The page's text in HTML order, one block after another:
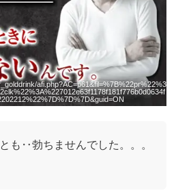
afi.php?AC=p61&fil=%7B%22pr%22%3
とも‥勃ちませんでした。。。